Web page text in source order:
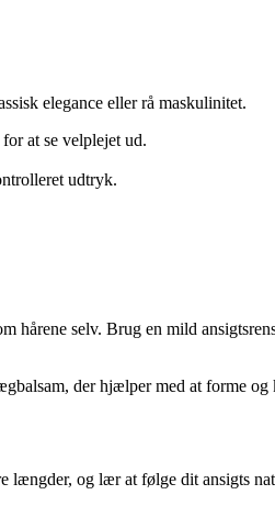
elegance eller rå maskulinitet.
at se velplejet ud.
udtryk.
selv. Brug en mild
der hjælper med at forme og
længder, og lær at følge dit ansigts